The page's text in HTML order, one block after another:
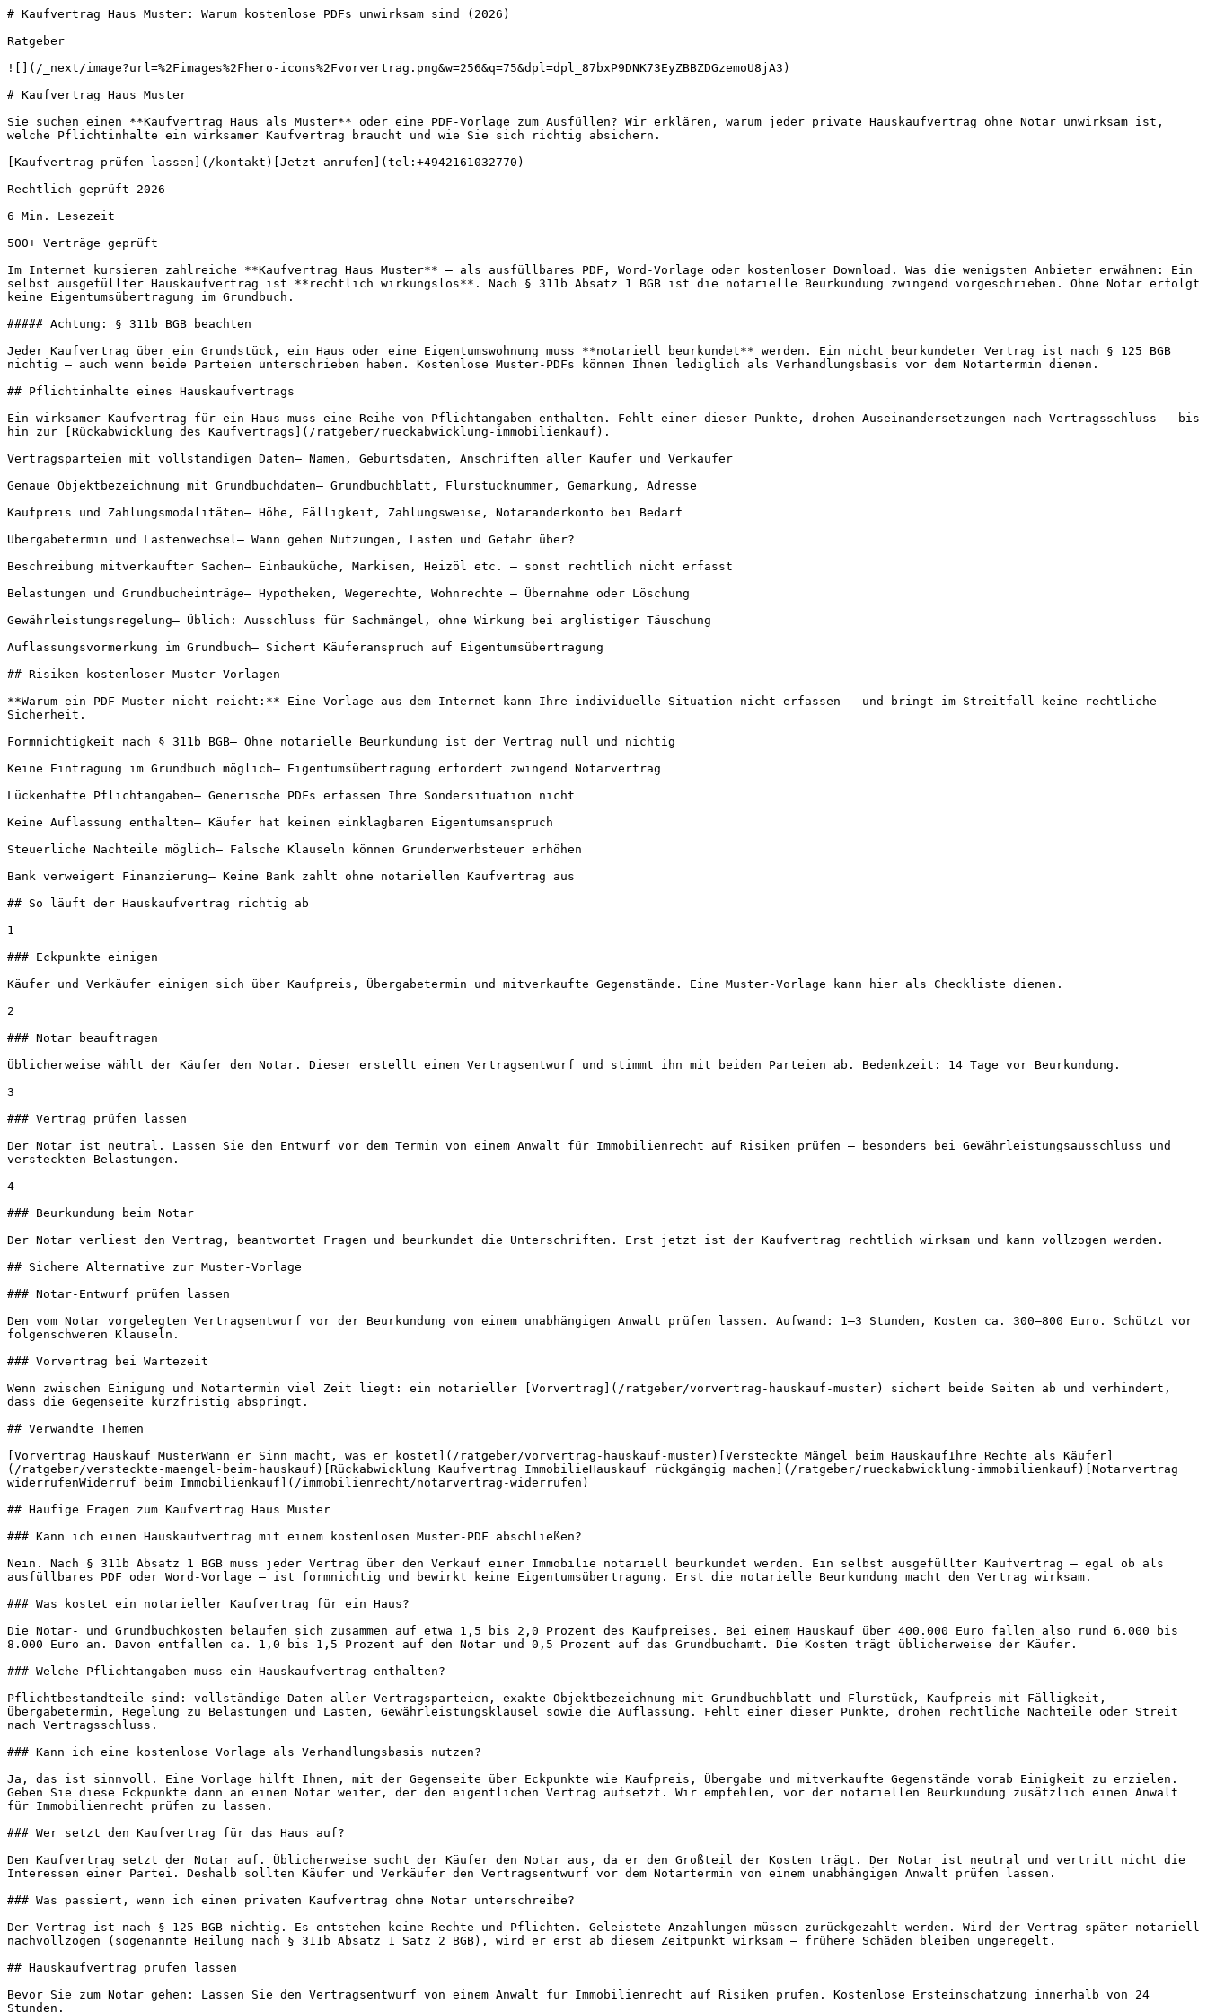
# Kaufvertrag Haus Muster: Warum kostenlose PDFs unwirksam sind (2026)
Ratgeber
![](/_next/image?url=%2Fimages%2Fhero-icons%2Fvorvertrag.png&w=256&q=75&dpl=dpl_87bxP9DNK73EyZBBZDGzemoU8jA3)
# Kaufvertrag Haus Muster
Sie suchen einen **Kaufvertrag Haus als Muster** oder eine PDF-Vorlage zum Ausfüllen? Wir erklären, warum jeder private Hauskaufvertrag ohne Notar unwirksam ist,
welche Pflichtinhalte ein wirksamer Kaufvertrag braucht und wie Sie sich richtig absichern.
[Kaufvertrag prüfen lassen](/kontakt)[Jetzt anrufen](tel:+4942161032770)
Rechtlich geprüft 2026
6 Min. Lesezeit
500+ Verträge geprüft
Im Internet kursieren zahlreiche **Kaufvertrag Haus Muster** — als ausfüllbares PDF, Word-Vorlage oder kostenloser Download. Was die wenigsten Anbieter erwähnen: Ein
selbst ausgefüllter Hauskaufvertrag ist **rechtlich wirkungslos**. Nach § 311b Absatz 1 BGB ist die notarielle Beurkundung zwingend vorgeschrieben. Ohne Notar erfolgt
keine Eigentumsübertragung im Grundbuch.
##### Achtung: § 311b BGB beachten
Jeder Kaufvertrag über ein Grundstück, ein Haus oder eine Eigentumswohnung muss **notariell beurkundet** werden. Ein nicht beurkundeter Vertrag ist nach § 125 BGB
nichtig — auch wenn beide Parteien unterschrieben haben. Kostenlose Muster-PDFs können Ihnen lediglich als Verhandlungsbasis vor dem Notartermin dienen.
## Pflichtinhalte eines Hauskaufvertrags
Ein wirksamer Kaufvertrag für ein Haus muss eine Reihe von Pflichtangaben enthalten. Fehlt einer dieser Punkte, drohen Auseinandersetzungen nach Vertragsschluss — bis
hin zur [Rückabwicklung des Kaufvertrags](/ratgeber/rueckabwicklung-immobilienkauf).
Vertragsparteien mit vollständigen Daten– Namen, Geburtsdaten, Anschriften aller Käufer und Verkäufer
Genaue Objektbezeichnung mit Grundbuchdaten– Grundbuchblatt, Flurstücknummer, Gemarkung, Adresse
Kaufpreis und Zahlungsmodalitäten– Höhe, Fälligkeit, Zahlungsweise, Notaranderkonto bei Bedarf
Übergabetermin und Lastenwechsel– Wann gehen Nutzungen, Lasten und Gefahr über?
Beschreibung mitverkaufter Sachen– Einbauküche, Markisen, Heizöl etc. — sonst rechtlich nicht erfasst
Belastungen und Grundbucheinträge– Hypotheken, Wegerechte, Wohnrechte — Übernahme oder Löschung
Gewährleistungsregelung– Üblich: Ausschluss für Sachmängel, ohne Wirkung bei arglistiger Täuschung
Auflassungsvormerkung im Grundbuch– Sichert Käuferanspruch auf Eigentumsübertragung
## Risiken kostenloser Muster-Vorlagen
**Warum ein PDF-Muster nicht reicht:** Eine Vorlage aus dem Internet kann Ihre individuelle Situation nicht erfassen — und bringt im Streitfall keine rechtliche
Sicherheit.
Formnichtigkeit nach § 311b BGB– Ohne notarielle Beurkundung ist der Vertrag null und nichtig
Keine Eintragung im Grundbuch möglich– Eigentumsübertragung erfordert zwingend Notarvertrag
Lückenhafte Pflichtangaben– Generische PDFs erfassen Ihre Sondersituation nicht
Keine Auflassung enthalten– Käufer hat keinen einklagbaren Eigentumsanspruch
Steuerliche Nachteile möglich– Falsche Klauseln können Grunderwerbsteuer erhöhen
Bank verweigert Finanzierung– Keine Bank zahlt ohne notariellen Kaufvertrag aus
## So läuft der Hauskaufvertrag richtig ab
1
### Eckpunkte einigen
Käufer und Verkäufer einigen sich über Kaufpreis, Übergabetermin und mitverkaufte Gegenstände. Eine Muster-Vorlage kann hier als Checkliste dienen.
2
### Notar beauftragen
Üblicherweise wählt der Käufer den Notar. Dieser erstellt einen Vertragsentwurf und stimmt ihn mit beiden Parteien ab. Bedenkzeit: 14 Tage vor Beurkundung.
3
### Vertrag prüfen lassen
Der Notar ist neutral. Lassen Sie den Entwurf vor dem Termin von einem Anwalt für Immobilienrecht auf Risiken prüfen — besonders bei Gewährleistungsausschluss und
versteckten Belastungen.
4
### Beurkundung beim Notar
Der Notar verliest den Vertrag, beantwortet Fragen und beurkundet die Unterschriften. Erst jetzt ist der Kaufvertrag rechtlich wirksam und kann vollzogen werden.
## Sichere Alternative zur Muster-Vorlage
### Notar-Entwurf prüfen lassen
Den vom Notar vorgelegten Vertragsentwurf vor der Beurkundung von einem unabhängigen Anwalt prüfen lassen. Aufwand: 1–3 Stunden, Kosten ca. 300–800 Euro. Schützt vor
folgenschweren Klauseln.
### Vorvertrag bei Wartezeit
Wenn zwischen Einigung und Notartermin viel Zeit liegt: ein notarieller [Vorvertrag](/ratgeber/vorvertrag-hauskauf-muster) sichert beide Seiten ab und verhindert,
dass die Gegenseite kurzfristig abspringt.
## Verwandte Themen
[Vorvertrag Hauskauf MusterWann er Sinn macht, was er kostet](/ratgeber/vorvertrag-hauskauf-muster)[Versteckte Mängel beim HauskaufIhre Rechte als Käufer]
(/ratgeber/versteckte-maengel-beim-hauskauf)[Rückabwicklung Kaufvertrag ImmobilieHauskauf rückgängig machen](/ratgeber/rueckabwicklung-immobilienkauf)[Notarvertrag
widerrufenWiderruf beim Immobilienkauf](/immobilienrecht/notarvertrag-widerrufen)
## Häufige Fragen zum Kaufvertrag Haus Muster
### Kann ich einen Hauskaufvertrag mit einem kostenlosen Muster-PDF abschließen?
Nein. Nach § 311b Absatz 1 BGB muss jeder Vertrag über den Verkauf einer Immobilie notariell beurkundet werden. Ein selbst ausgefüllter Kaufvertrag — egal ob als
ausfüllbares PDF oder Word-Vorlage — ist formnichtig und bewirkt keine Eigentumsübertragung. Erst die notarielle Beurkundung macht den Vertrag wirksam.
### Was kostet ein notarieller Kaufvertrag für ein Haus?
Die Notar- und Grundbuchkosten belaufen sich zusammen auf etwa 1,5 bis 2,0 Prozent des Kaufpreises. Bei einem Hauskauf über 400.000 Euro fallen also rund 6.000 bis
8.000 Euro an. Davon entfallen ca. 1,0 bis 1,5 Prozent auf den Notar und 0,5 Prozent auf das Grundbuchamt. Die Kosten trägt üblicherweise der Käufer.
### Welche Pflichtangaben muss ein Hauskaufvertrag enthalten?
Pflichtbestandteile sind: vollständige Daten aller Vertragsparteien, exakte Objektbezeichnung mit Grundbuchblatt und Flurstück, Kaufpreis mit Fälligkeit,
Übergabetermin, Regelung zu Belastungen und Lasten, Gewährleistungsklausel sowie die Auflassung. Fehlt einer dieser Punkte, drohen rechtliche Nachteile oder Streit
nach Vertragsschluss.
### Kann ich eine kostenlose Vorlage als Verhandlungsbasis nutzen?
Ja, das ist sinnvoll. Eine Vorlage hilft Ihnen, mit der Gegenseite über Eckpunkte wie Kaufpreis, Übergabe und mitverkaufte Gegenstände vorab Einigkeit zu erzielen.
Geben Sie diese Eckpunkte dann an einen Notar weiter, der den eigentlichen Vertrag aufsetzt. Wir empfehlen, vor der notariellen Beurkundung zusätzlich einen Anwalt
für Immobilienrecht prüfen zu lassen.
### Wer setzt den Kaufvertrag für das Haus auf?
Den Kaufvertrag setzt der Notar auf. Üblicherweise sucht der Käufer den Notar aus, da er den Großteil der Kosten trägt. Der Notar ist neutral und vertritt nicht die
Interessen einer Partei. Deshalb sollten Käufer und Verkäufer den Vertragsentwurf vor dem Notartermin von einem unabhängigen Anwalt prüfen lassen.
### Was passiert, wenn ich einen privaten Kaufvertrag ohne Notar unterschreibe?
Der Vertrag ist nach § 125 BGB nichtig. Es entstehen keine Rechte und Pflichten. Geleistete Anzahlungen müssen zurückgezahlt werden. Wird der Vertrag später notariell
nachvollzogen (sogenannte Heilung nach § 311b Absatz 1 Satz 2 BGB), wird er erst ab diesem Zeitpunkt wirksam — frühere Schäden bleiben ungeregelt.
## Hauskaufvertrag prüfen lassen
Bevor Sie zum Notar gehen: Lassen Sie den Vertragsentwurf von einem Anwalt für Immobilienrecht auf Risiken prüfen. Kostenlose Ersteinschätzung innerhalb von 24
Stunden.